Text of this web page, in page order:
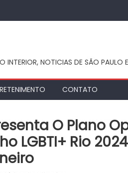
NOTICIAS DE SÃO PAULO
CONTATO
O Plano
LGBTI+ Rio